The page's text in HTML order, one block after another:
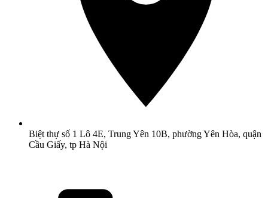
Biệt thự số 1 Lô 4E, Trung Yên 10B, phường Yên Hòa, quận
Cầu Giấy, tp Hà Nội